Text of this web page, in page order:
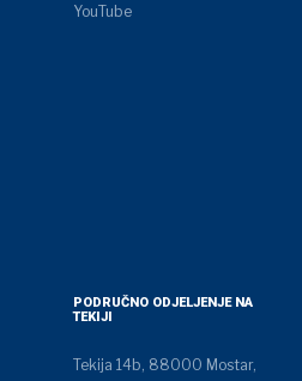
YouTube
PODRUČNO ODJELJENJE NA
TEKIJI
Tekija 14b, 88000 Mostar,